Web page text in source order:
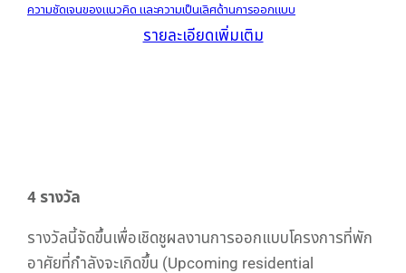
ความชัดเจนของแนวคิด และความเป็นเลิศด้านการออกแบบ
รายละเอียดเพิ่มเติม
4 รางวัล
รางวัลนี้จัดขึ้นเพื่อเชิดชูผลงานการออกแบบโครงการที่พัก
อาศัยที่กำลังจะเกิดขึ้น (Upcoming residential